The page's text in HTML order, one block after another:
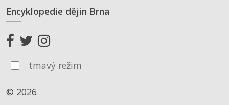
Encyklopedie dějin Brna
tmavý režim
© 2026